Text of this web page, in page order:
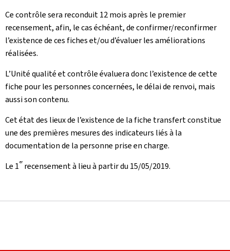
Ce contrôle sera reconduit 12 mois après le premier
recensement, afin, le cas échéant, de confirmer/reconfirmer
l’existence de ces fiches et/ou d’évaluer les améliorations
réalisées.
L’Unité qualité et contrôle évaluera donc l’existence de cette
fiche pour les personnes concernées, le délai de renvoi, mais
aussi son contenu.
Cet état des lieux de l’existence de la fiche transfert constitue
une des premières mesures des indicateurs liés à la
documentation de la personne prise en charge.
Le 1er recensement à lieu à partir du 15/05/2019.